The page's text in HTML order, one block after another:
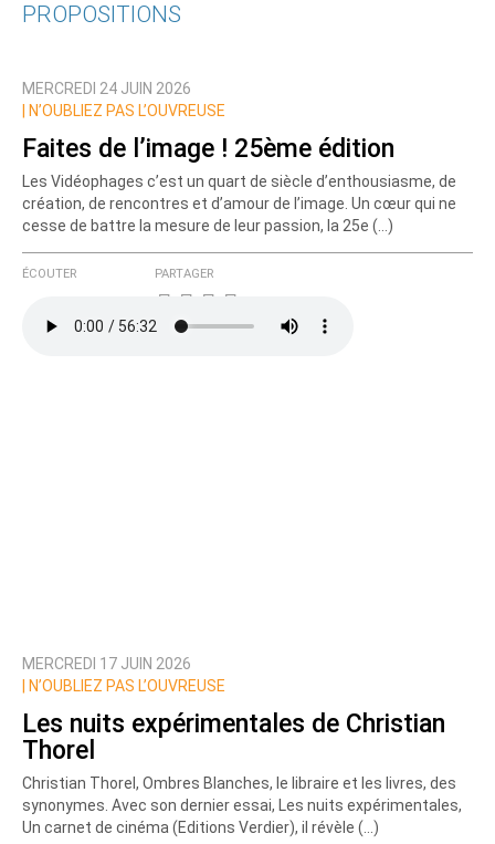
Nom
Courriel (non publié)
Ajoutez votre commentaire ici
Prévenez-moi de tous les nouveaux commentaires
PROPOSITIONS
MERCREDI 24 JUIN 2026
N’OUBLIEZ PAS L’OUVREUSE
Faites de l’image ! 25ème édition
Les Vidéophages c’est un quart de siècle d’enthousiasme, de
création, de rencontres et d’amour de l’image. Un cœur qui ne
cesse de battre la mesure de leur passion, la 25e (…)
ÉCOUTER PARTAGER
MERCREDI 17 JUIN 2026
N’OUBLIEZ PAS L’OUVREUSE
Les nuits expérimentales de Christian
Thorel
Christian Thorel, Ombres Blanches, le libraire et les livres, des
synonymes. Avec son dernier essai, Les nuits expérimentales,
Un carnet de cinéma (Editions Verdier), il révèle (…)